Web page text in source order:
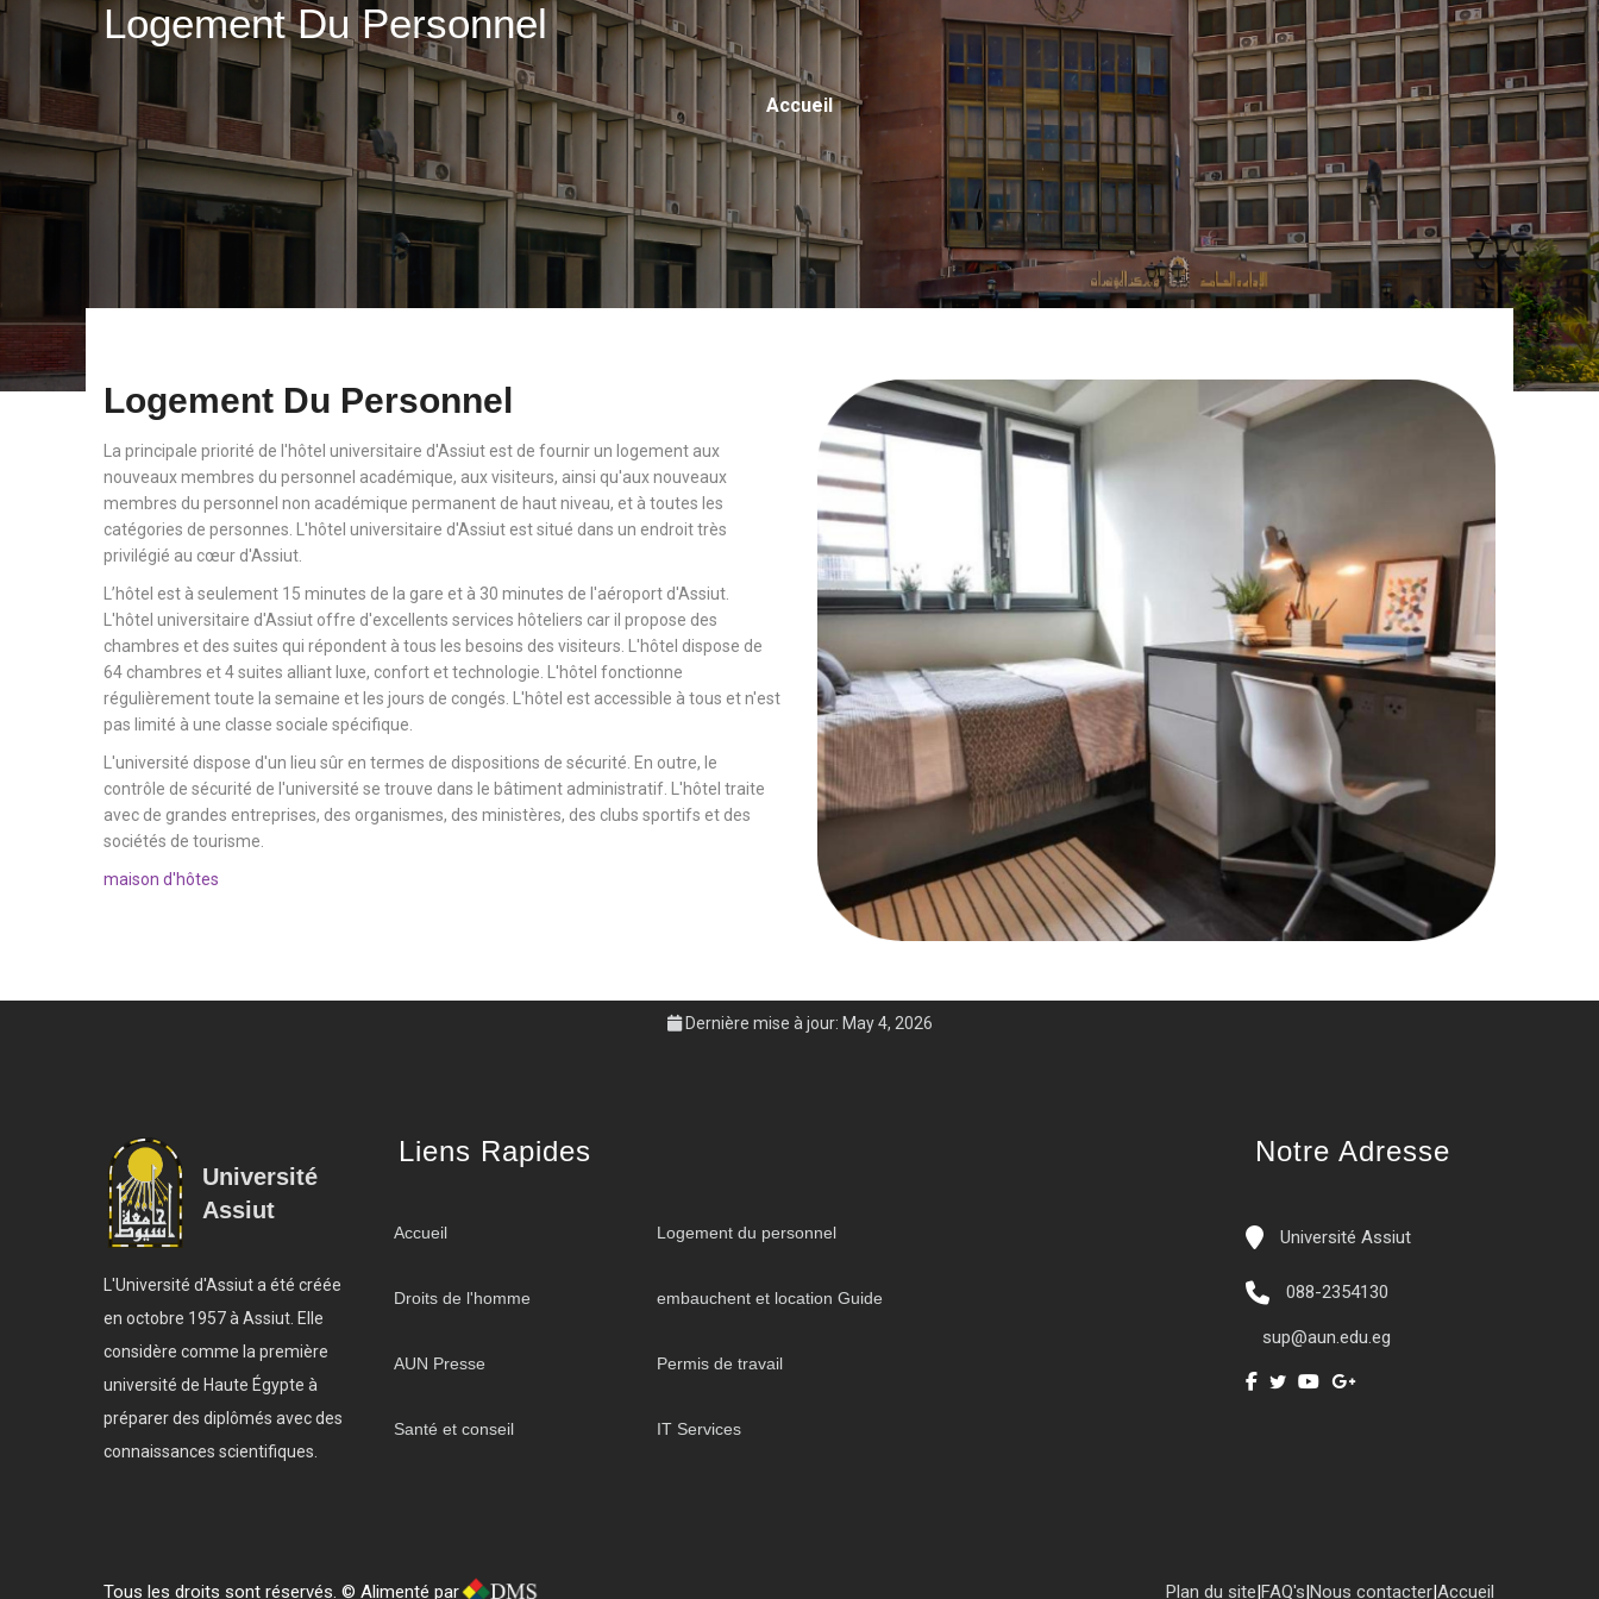
Logement Du Personnel
Fil
D'Ariane
Accueil
Logement Du Personnel
La principale priorité de l'hôtel universitaire d'Assiut est de fournir un logement aux
nouveaux membres du personnel académique, aux visiteurs, ainsi qu'aux nouveaux
membres du personnel non académique permanent de haut niveau, et à toutes les
catégories de personnes. L'hôtel universitaire d'Assiut est situé dans un endroit très
privilégié au cœur d'Assiut.
L’hôtel est à seulement 15 minutes de la gare et à 30 minutes de l'aéroport d'Assiut.
L'hôtel universitaire d'Assiut offre d'excellents services hôteliers car il propose des
chambres et des suites qui répondent à tous les besoins des visiteurs. L'hôtel dispose de
64 chambres et 4 suites alliant luxe, confort et technologie. L'hôtel fonctionne
régulièrement toute la semaine et les jours de congés. L'hôtel est accessible à tous et n'est
pas limité à une classe sociale spécifique.
L'université dispose d'un lieu sûr en termes de dispositions de sécurité. En outre, le
contrôle de sécurité de l'université se trouve dans le bâtiment administratif. L'hôtel traite
avec de grandes entreprises, des organismes, des ministères, des clubs sportifs et des
sociétés de tourisme.
maison d'hôtes
Dernière mise à jour: May 4, 2026
Université
Assiut
L'Université d'Assiut a été créée
en octobre 1957 à Assiut. Elle
considère comme la première
université de Haute Égypte à
préparer des diplômés avec des
connaissances scientifiques.
Liens Rapides
Accueil Logement du personnel
Droits de l'homme embauchent et location Guide
AUN Presse Permis de travail
Santé et conseil IT Services
Notre Adresse
Université Assiut
088-2354130
sup@aun.edu.eg
Tous les droits sont réservés. © Alimenté par Accueil
|
Nous contacter
|
FAQ's
|
Plan du site